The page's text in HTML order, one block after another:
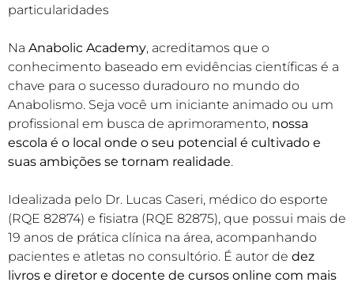
particularidades
Na Anabolic Academy, acreditamos que o
conhecimento baseado em evidências científicas é a
chave para o sucesso duradouro no mundo do
Anabolismo. Seja você um iniciante animado ou um
profissional em busca de aprimoramento, nossa
escola é o local onde o seu potencial é cultivado e
suas ambições se tornam realidade.
Idealizada pelo Dr. Lucas Caseri, médico do esporte
(RQE 82874) e fisiatra (RQE 82875), que possui mais de
19 anos de prática clínica na área, acompanhando
pacientes e atletas no consultório. É autor de dez
livros e diretor e docente de cursos online com mais